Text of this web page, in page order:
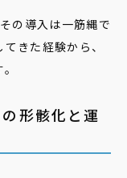
の導入は一筋縄で
きた経験から、
形骸化と運